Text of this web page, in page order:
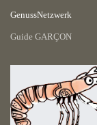
GenussNetzwerk
Guide GARÇON